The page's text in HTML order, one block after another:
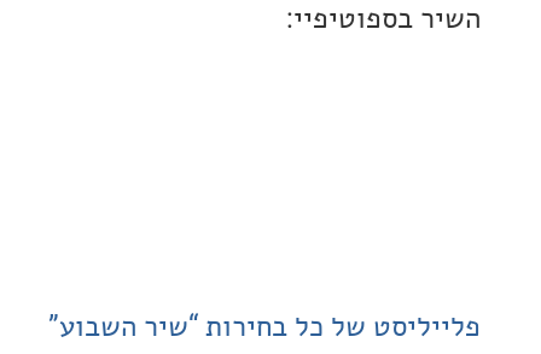
בספוטיפיי:
של כל בחירות “שיר השבוע”